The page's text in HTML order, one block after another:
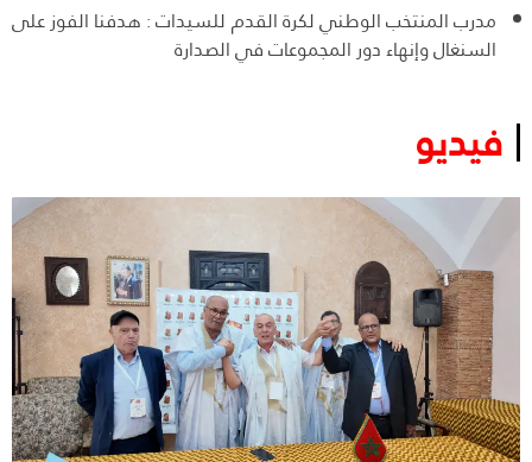
مدرب المنتخب الوطني لكرة القدم للسيدات : هدفنا الفوز على
السنغال وإنهاء دور المجموعات في الصدارة
فيديو